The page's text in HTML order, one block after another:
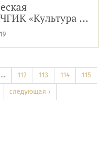
«Культура –
… 112 113 114
115
следующая ›